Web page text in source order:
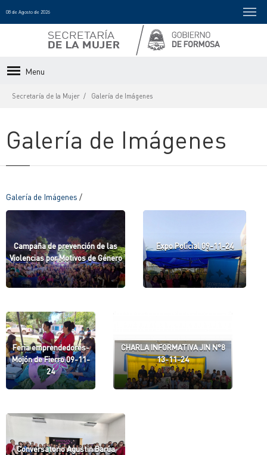
08 de Agosto de 2026
Menu
Secretaría de la Mujer Galería de Imágenes
Galería de Imágenes
Galería de Imágenes /
Campaña de prevención de las
Violencias por Motivos de Género
Expo Policial 09-11-24
Feria emprendedores-
Mojón de Fierro 09-11-
24
CHARLA INFORMATIVA JIN N°8
13-11-24
Conversatorio Agustin Barúa